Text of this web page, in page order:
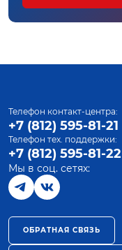
Телефон контакт-центра:
+7 (812) 595-81-21
Телефон тех. поддержки:
+7 (812) 595-81-22
Мы в соц. сетях:
ОБРАТНАЯ СВЯЗЬ